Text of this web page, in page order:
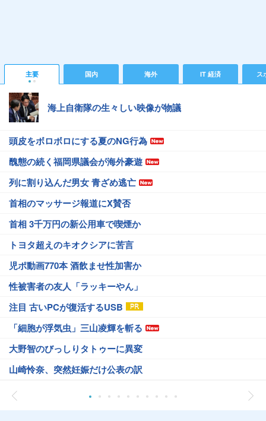
主要 国内 海外 IT 経済 ス
海上自衛隊の生々しい映像が物議
頭皮をボロボロにする夏のNG行為
醜態の続く福岡県議会が海外豪遊
列に割り込んだ男女 青ざめ逃亡
首相のマッサージ報道にX賛否
首相 3千万円の新公用車で喫煙か
トヨタ超えのキオクシアに苦言
児ポ動画770本 酒飲ませ性加害か
性被害者の友人「ラッキーやん」
注目 古いPCが復活するUSB
「細胞が浮気虫」三山凌輝を斬る
大野智のびっしりタトゥーに異変
山崎怜奈、突然妊娠だけ公表の訳